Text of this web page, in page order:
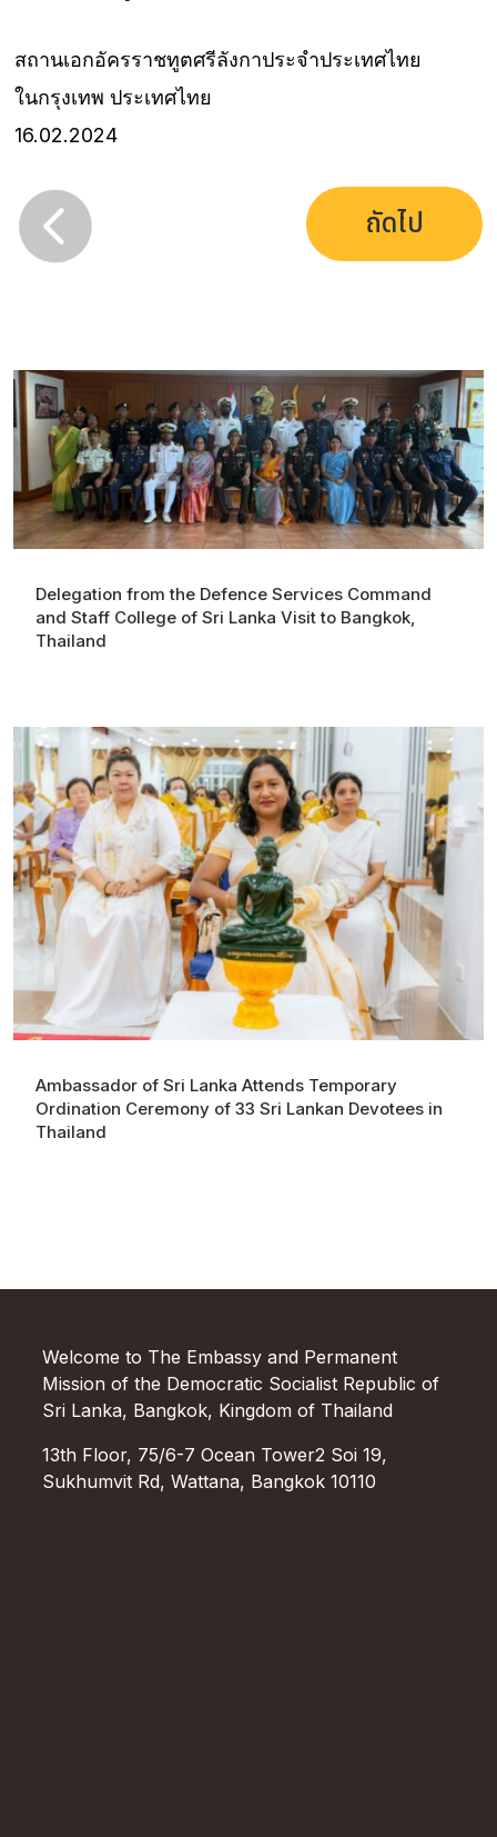
สถานเอกอัครราชทูตศรีลังกาประจำประเทศไทย
ในกรุงเทพ ประเทศไทย
16.02.2024
 ถัดไป
Delegation from the Defence Services Command
and Staff College of Sri Lanka Visit to Bangkok,
Thailand
Ambassador of Sri Lanka Attends Temporary
Ordination Ceremony of 33 Sri Lankan Devotees in
Thailand
Welcome to The Embassy and Permanent
Mission of the Democratic Socialist Republic of
Sri Lanka, Bangkok, Kingdom of Thailand
13th Floor, 75/6-7 Ocean Tower2 Soi 19,
Sukhumvit Rd, Wattana, Bangkok 10110